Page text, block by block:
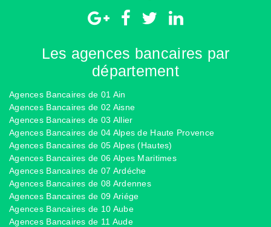
Les agences bancaires par
département
Agences Bancaires de 01 Ain
Agences Bancaires de 02 Aisne
Agences Bancaires de 03 Allier
Agences Bancaires de 04 Alpes de Haute Provence
Agences Bancaires de 05 Alpes (Hautes)
Agences Bancaires de 06 Alpes Maritimes
Agences Bancaires de 07 Ardéche
Agences Bancaires de 08 Ardennes
Agences Bancaires de 09 Ariége
Agences Bancaires de 10 Aube
Agences Bancaires de 11 Aude